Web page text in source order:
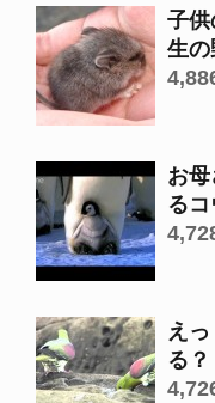
子供
生の
お
る
え
る？